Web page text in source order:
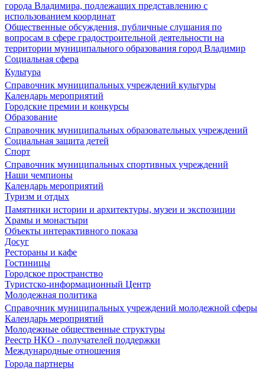
города Владимира, подлежащих представлению с
использованием координат
Общественные обсуждения, публичные слушания по
вопросам в сфере градостроительной деятельности на
территории муниципального образования город Владимир
Социальная сфера
Культура
Справочник муниципальных учреждений культуры
Календарь мероприятий
Городские премии и конкурсы
Образование
Справочник муниципальных образовательных учреждений
Социальная защита детей
Спорт
Справочник муниципальных спортивных учреждений
Наши чемпионы
Календарь мероприятий
Туризм и отдых
Памятники истории и архитектуры, музеи и экспозиции
Храмы и монастыри
Объекты интерактивного показа
Досуг
Рестораны и кафе
Гостиницы
Городское пространство
Туристско-информационный Центр
Молодежная политика
Справочник муниципальных учреждений молодежной сферы
Календарь мероприятий
Молодежные общественные структуры
Реестр НКО - получателей поддержки
Международные отношения
Города партнеры